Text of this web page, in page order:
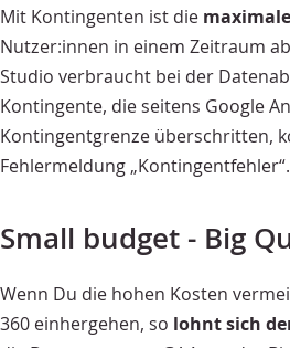
Mit Kontingenten ist die
Nutzer:innen in einem Zeitraum
Studio verbraucht bei der
Kontingente, die seitens Google
Kontingentgrenze überschritten,
Fehlermeldung „Kontingentfehler“.
Small budget - Big
Wenn Du die hohen Kosten
360 einhergehen, so lohnt sich